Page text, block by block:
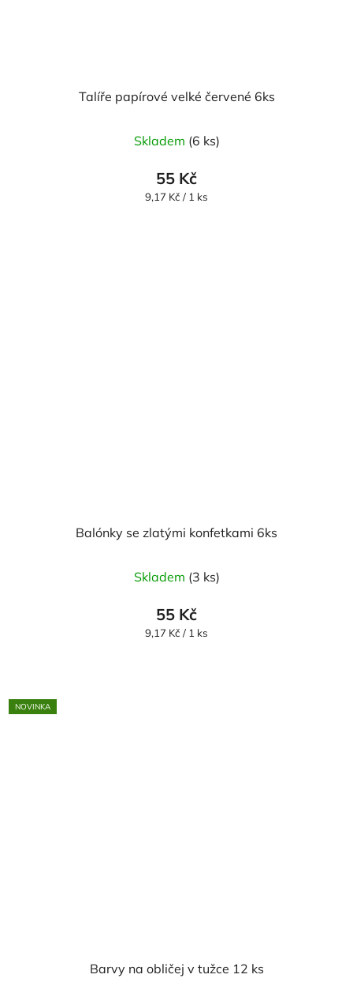
Talíře papírové velké červené 6ks
Skladem (6 ks)
55 Kč
Měrná
9,17 Kč / 1 ks
Balónky se zlatými konfetkami 6ks
hodnocení
produktu
je
Skladem (3 ks)
55 Kč
Měrná
9,17 Kč / 1 ks
NOVINKA
Barvy na obličej v tužce 12 ks